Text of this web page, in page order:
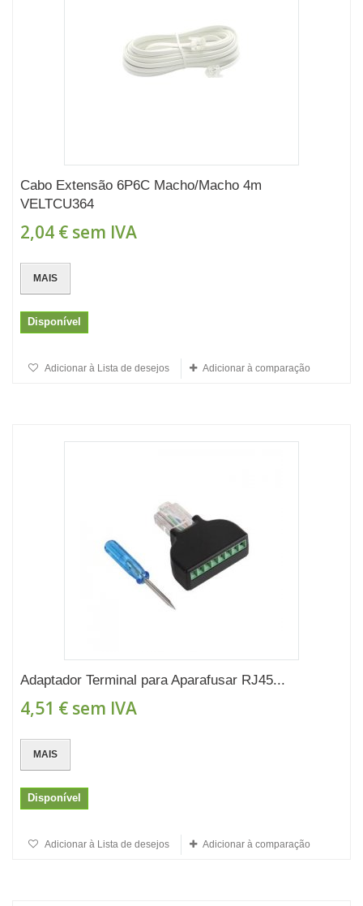
Cabo Extensão 6P6C Macho/Macho 4m
VELTCU364
2,04 € sem IVA
MAIS
Disponível
Adicionar à Lista de desejos Adicionar à comparação
Adaptador Terminal para Aparafusar RJ45...
4,51 € sem IVA
MAIS
Disponível
Adicionar à Lista de desejos Adicionar à comparação